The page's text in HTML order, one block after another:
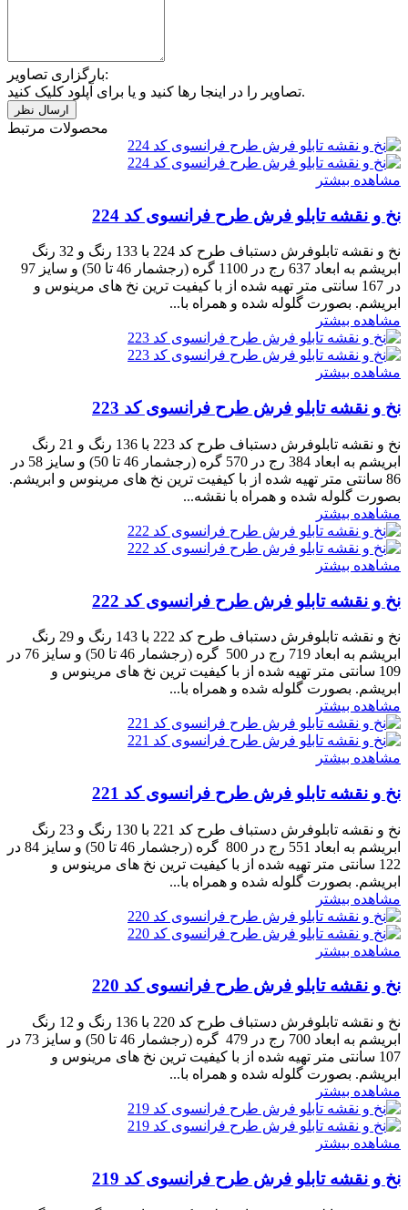
بارگزاری تصاویر:
تصاویر را در اینجا رها کنید و یا برای آپلود کلیک کنید.
محصولات مرتبط
مشاهده بیشتر
نخ و نقشه تابلو فرش طرح فرانسوی کد 224
نخ و نقشه تابلوفرش دستباف طرح کد 224 با 133 رنگ و 32 رنگ
ابریشم به ابعاد 637 رج در 1100 گره (رجشمار 46 تا 50) و سایز 97
در 167 سانتی متر تهیه شده از با کیفیت ترین نخ های مرینوس و
ابریشم. بصورت گلوله شده و همراه با...
مشاهده بیشتر
مشاهده بیشتر
نخ و نقشه تابلو فرش طرح فرانسوی کد 223
نخ و نقشه تابلوفرش دستباف طرح کد 223 با 136 رنگ و 21 رنگ
ابریشم به ابعاد 384 رج در 570 گره (رجشمار 46 تا 50) و سایز 58 در
86 سانتی متر تهیه شده از با کیفیت ترین نخ های مرینوس و ابریشم.
بصورت گلوله شده و همراه با نقشه...
مشاهده بیشتر
مشاهده بیشتر
نخ و نقشه تابلو فرش طرح فرانسوی کد 222
نخ و نقشه تابلوفرش دستباف طرح کد 222 با 143 رنگ و 29 رنگ
ابریشم به ابعاد 719 رج در 500 گره (رجشمار 46 تا 50) و سایز 76 در
109 سانتی متر تهیه شده از با کیفیت ترین نخ های مرینوس و
ابریشم. بصورت گلوله شده و همراه با...
مشاهده بیشتر
مشاهده بیشتر
نخ و نقشه تابلو فرش طرح فرانسوی کد 221
نخ و نقشه تابلوفرش دستباف طرح کد 221 با 130 رنگ و 23 رنگ
ابریشم به ابعاد 551 رج در 800 گره (رجشمار 46 تا 50) و سایز 84 در
122 سانتی متر تهیه شده از با کیفیت ترین نخ های مرینوس و
ابریشم. بصورت گلوله شده و همراه با...
مشاهده بیشتر
مشاهده بیشتر
نخ و نقشه تابلو فرش طرح فرانسوی کد 220
نخ و نقشه تابلوفرش دستباف طرح کد 220 با 136 رنگ و 12 رنگ
ابریشم به ابعاد 700 رج در 479 گره (رجشمار 46 تا 50) و سایز 73 در
107 سانتی متر تهیه شده از با کیفیت ترین نخ های مرینوس و
ابریشم. بصورت گلوله شده و همراه با...
مشاهده بیشتر
مشاهده بیشتر
نخ و نقشه تابلو فرش طرح فرانسوی کد 219